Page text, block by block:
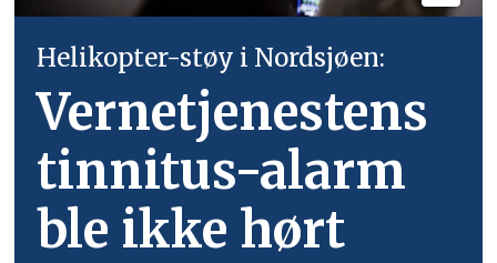
Helikopter-støy i Nordsjøen:
Vernetjenestens
tinnitus-alarm
ble ikke hørt